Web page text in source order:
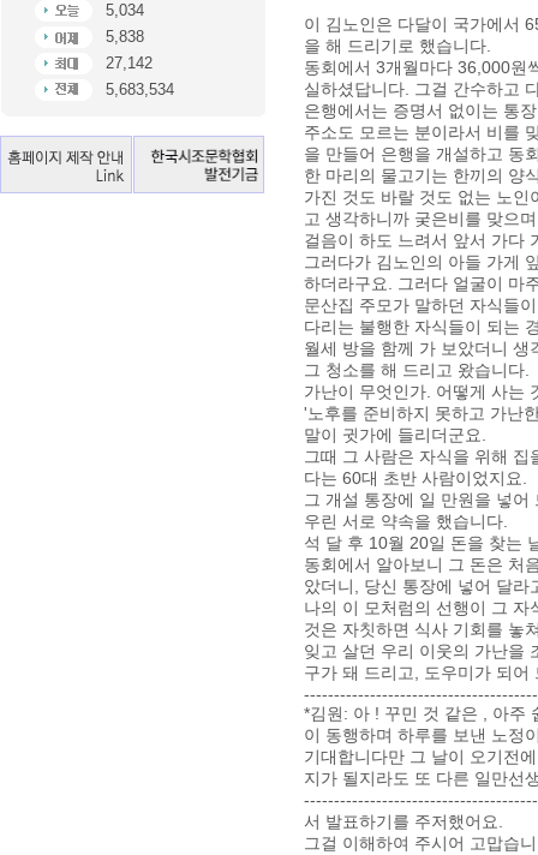
5,034
5,838
27,142
5,683,534
이 김노인은 다달이 국가에서
을 해 드리기로 했습니다.
동회에서 3개월마다 36,000원
실하셨답니다. 그걸 간수하고
은행에서는 증명서 없이는 통
주소도 모르는 분이라서 비를
을 만들어 은행을 개설하고 동
한 마리의 물고기는 한끼의 양
가진 것도 바랄 것도 없는 노
고 생각하니까 궂은비를 맞으
걸음이 하도 느려서 앞서 가다
그러다가 김노인의 아들 가게
하더라구요. 그러다 얼굴이 마
문산집 주모가 말하던 자식들
다리는 불행한 자식들이 되는
월세 방을 함께 가 보았더니
그 청소를 해 드리고 왔습니다.
가난이 무엇인가. 어떻게 사는
'노후를 준비하지 못하고 가난
말이 귓가에 들리더군요.
그때 그 사람은 자식을 위해
다는 60대 초반 사람이었지요.
그 개설 통장에 일 만원을 넣
우린 서로 약속을 했습니다.
석 달 후 10월 20일 돈을 찾는
동회에서 알아보니 그 돈은 처
았더니, 당신 통장에 넣어 달라
나의 이 모처럼의 선행이 그
것은 자칫하면 식사 기회를 놓
잊고 살던 우리 이웃의 가난을
구가 돼 드리고, 도우미가 되
*김원: 아 ! 꾸민 것 같은 , 아주
이 동행하며 하루를 보낸 노정
기대합니다만 그 날이 오기전
지가 될지라도 또 다른 일만선
서 발표하기를 주저했어요.
그걸 이해하여 주시어 고맙습